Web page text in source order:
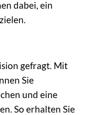
dabei, ein
gefragt. Mit
Sie
und eine
So erhalten Sie